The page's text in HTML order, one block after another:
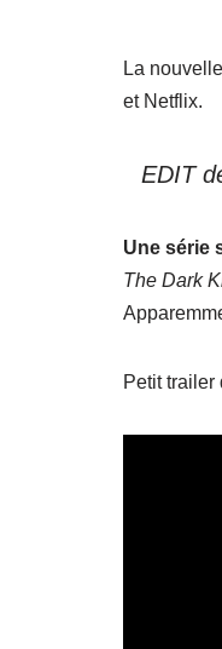
La
et Netflix.
EDIT
Une série
The Dark
Petit trailer